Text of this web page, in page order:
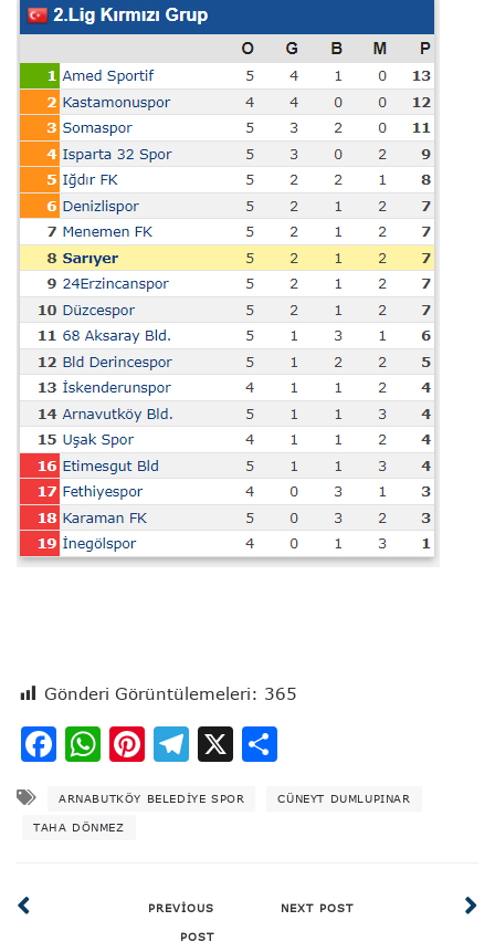
Gönderi Görüntülemeleri: 365
Facebook
WhatsApp
Pinterest
Telegram
X
ARNABUTKÖY BELEDIYE SPOR CÜNEYT DUMLUPINAR
TAHA DÖNMEZ
PREVIOUS
POST
NEXT POST